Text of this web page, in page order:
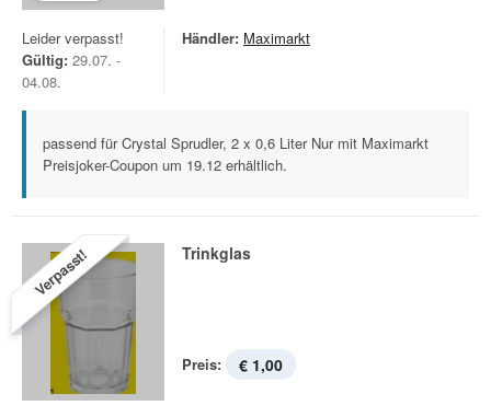
Leider verpasst!
Gültig: 29.07. -
04.08.
Händler: Maximarkt
passend für Crystal Sprudler, 2 x 0,6 Liter Nur mit Maximarkt
Preisjoker-Coupon um 19.12 erhältlich.
Verpasst! Trinkglas
Preis: € 1,00